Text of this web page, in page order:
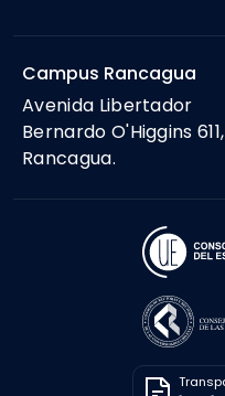
Campus Rancagua
Avenida Libertador
Bernardo O'Higgins 611,
Rancagua.